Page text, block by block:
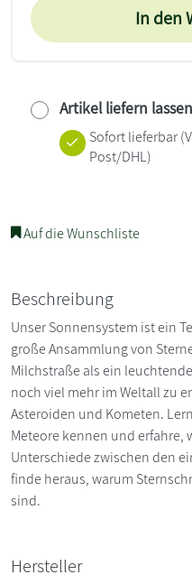
In den
Artikel liefern lassen
Sofort lieferbar
Post/DHL)
Auf die Wunschliste
Beschreibung
Unser Sonnensystem ist ein
große Ansammlung von
Milchstraße als ein
noch viel mehr im Weltall zu
Asteroiden und Kometen.
Meteore kennen und erfahre,
Unterschiede zwischen den
finde heraus, warum
sind.
Hersteller